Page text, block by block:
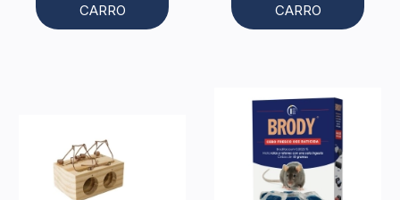
CARRO
CARRO